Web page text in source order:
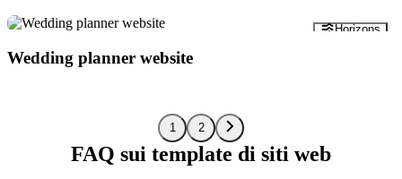
Horizons
Wedding planner website
1 2
FAQ sui template di siti web